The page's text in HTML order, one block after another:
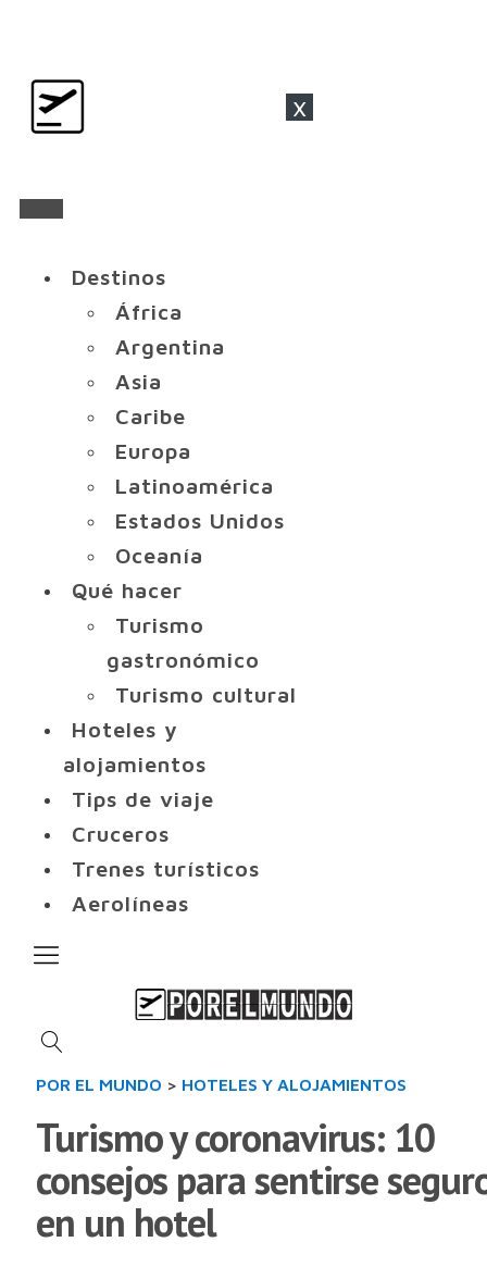
x
Destinos
África
Argentina
Asia
Caribe
Europa
Latinoamérica
Estados Unidos
Oceanía
Qué hacer
Turismo
gastronómico
Turismo cultural
Hoteles y
alojamientos
Tips de viaje
Cruceros
Trenes turísticos
Aerolíneas
POR EL MUNDO > HOTELES Y ALOJAMIENTOS
Turismo y coronavirus: 10
consejos para sentirse
en un hotel